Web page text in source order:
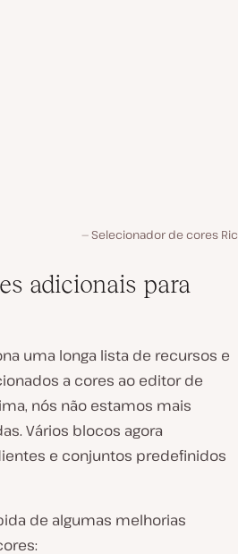
Selecionador de cores
adicionais para
uma longa lista de recursos e
a cores ao editor de
nós não estamos mais
Vários blocos agora
e conjuntos predefinidos
de algumas melhorias